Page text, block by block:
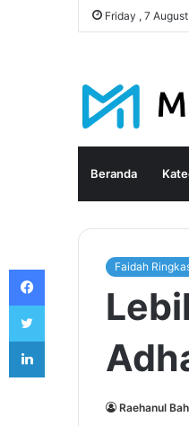
Friday , 7
Beranda
Faidah
Raehanul
Facebook
Twitter
LinkedIn